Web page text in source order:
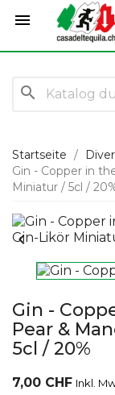

search
Startseite
Gin - Copper in
Miniatur / 5cl /

Gin -
Pear &
5cl / 20%
7,00 CHF Inkl.